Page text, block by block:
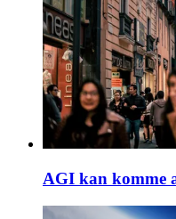
AGI kan komme